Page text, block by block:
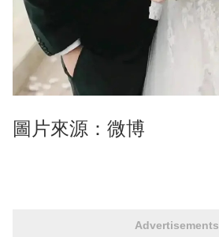
圖片來源：微博
Advertisements